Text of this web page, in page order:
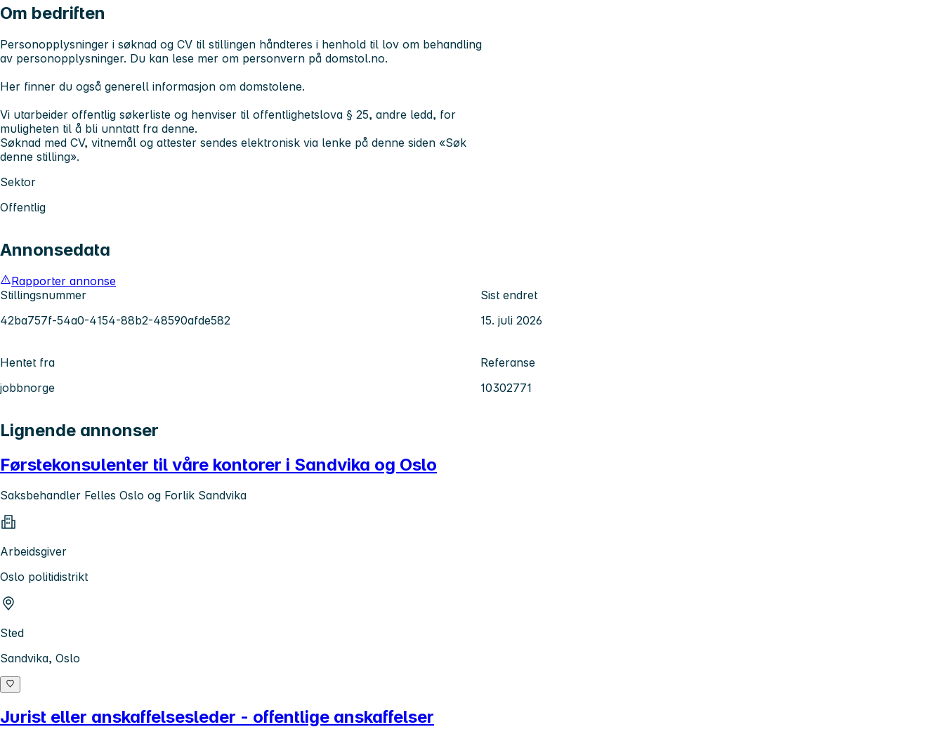
Om bedriften
Personopplysninger i søknad og CV til stillingen håndteres i henhold til lov om behandling
av personopplysninger. Du kan lese mer om personvern på domstol.no.
Her finner du også generell informasjon om domstolene.
Vi utarbeider offentlig søkerliste og henviser til offentlighetslova § 25, andre ledd, for
muligheten til å bli unntatt fra denne.
Søknad med CV, vitnemål og attester sendes elektronisk via lenke på denne siden «Søk
denne stilling».
Sektor
Offentlig
Annonsedata
Rapporter annonse
Stillingsnummer
42ba757f-54a0-4154-88b2-48590afde582
Sist endret
15. juli 2026
Hentet fra
jobbnorge
Referanse
10302771
Lignende annonser
Førstekonsulenter til våre kontorer i Sandvika og Oslo
Saksbehandler Felles Oslo og Forlik Sandvika
Arbeidsgiver
Oslo politidistrikt
Sted
Sandvika, Oslo
Jurist eller anskaffelsesleder - offentlige anskaffelser